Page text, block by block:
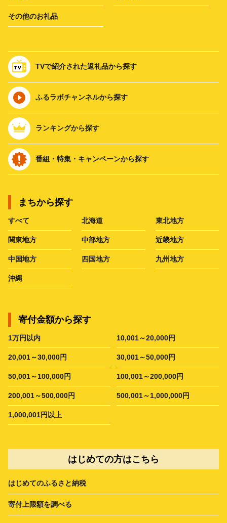
その他のお礼品
TVで紹介された返礼品から探す
ふるラボチャンネルから探す
ランキングから探す
番組・特集・キャンペーンから探す
まちから探す
すべて 北海道 東北地方
関東地方 中部地方 近畿地方
中国地方 四国地方 九州地方
沖縄
寄付金額から探す
1万円以内 10,001～20,000円
20,001～30,000円 30,001～50,000円
50,001～100,000円 100,001～200,000円
200,001～500,000円 500,001～1,000,000円
1,000,001円以上
はじめての方はこちら
はじめてのふるさと納税
寄付上限額を調べる